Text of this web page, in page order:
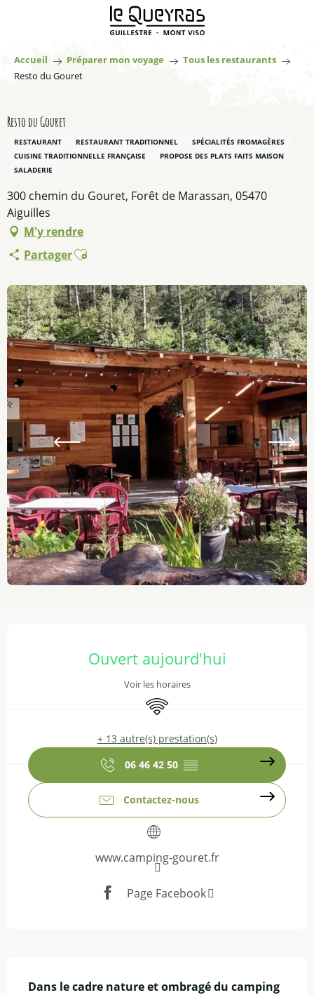
principal
Accueil Préparer mon voyage
Tous les restaurants
Resto du Gouret
Resto du Gouret
RESTAURANT RESTAURANT TRADITIONNEL
SPÉCIALITÉS FROMAGÈRES
CUISINE TRADITIONNELLE FRANÇAISE
PROPOSE DES PLATS FAITS MAISON
SALADERIE
300 chemin du Gouret, Forêt de Marassan, 05470
Aiguilles
M'y rendre
PartagerAjouter aux favoris
Ouvert aujourd'hui
Voir les horaires
WiFi
+ 13 autre(s) prestation(s)
06 46 42 50 ▒▒
Contactez-nous
www.camping-gouret.fr
Page Facebook
Dans le cadre nature et ombragé du camping